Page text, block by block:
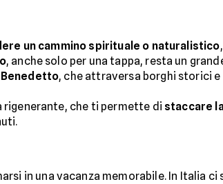
un cammino spirituale o naturalistico
, anche solo per una tappa, resta un
Benedetto, che attraversa borghi storici e
rigenerante, che ti permette di staccare
in una vacanza memorabile. In Italia ci